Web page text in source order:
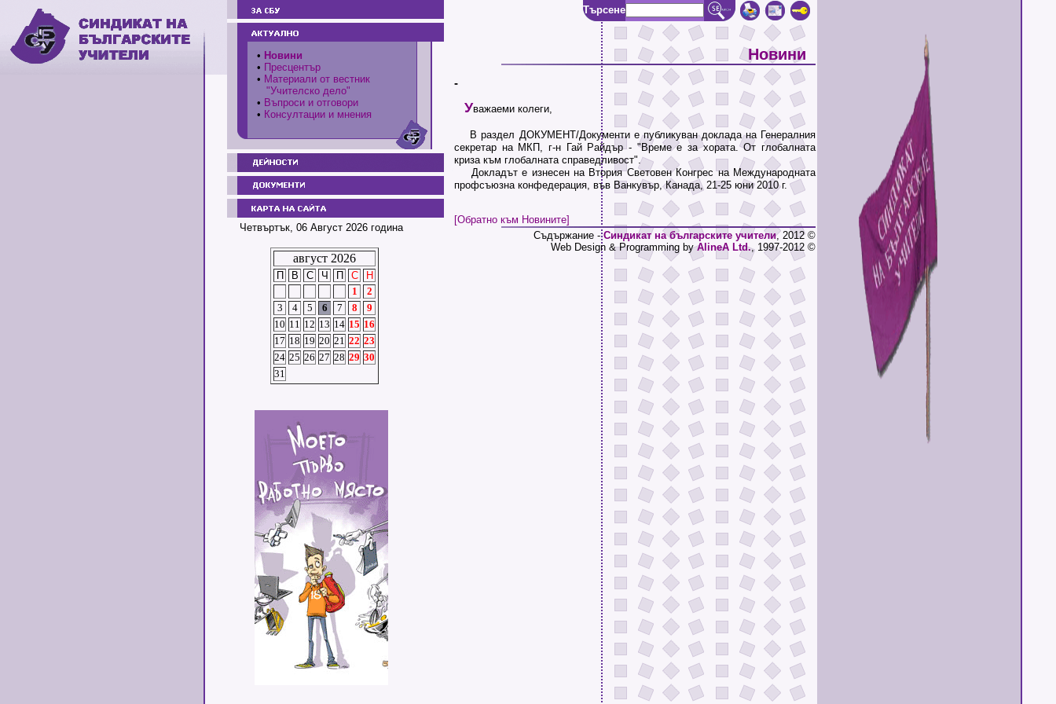
• Новини
• Пресцентър
• Материали от вестник
"Учителско дело"
• Въпроси и отговори
• Консултации и мнения
Четвъртък, 06 Август 2026 година
август 2026
П В С Ч П С
Н
1
2
3
4 5 6 7 8
9
10 11 12 13 14 15 16
17 18 19 20 21 22 23
24 25 26 27 28 29 30
31
Търсене
Новини
-
Уважаеми колеги,
В раздел ДОКУМЕНТ/Документи е публикуван доклада на Генералния
секретар на МКП, г-н Гай Райдър - "Време е за хората. От глобалната
криза към глобалната справедливост".
Докладът е изнесен на Втория Световен Конгрес на Международната
профсъюзна конфедерация, във Ванкувър, Канада, 21-25 юни 2010 г.
[Обратно към Новините]
Съдържание -Синдикат на българските учители, 2012 ©
Web Design & Programming byAlineA Ltd., 1997-2012 ©